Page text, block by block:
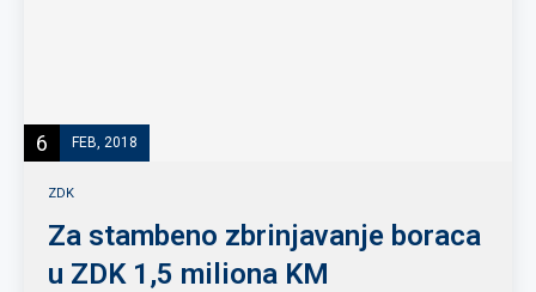
6 FEB, 2018
ZDK
Za stambeno zbrinjavanje boraca
u ZDK 1,5 miliona KM